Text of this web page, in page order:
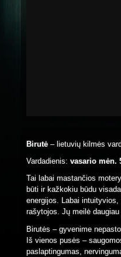
Birutė – lietuvių kilmės
Vardadienis: vasario mėn.
Tai labai mastančios
būti ir kažkokiu būdu
energijos. Labai
rašytojos. Jų meilė
Birutės – gyvenime
Iš vienos pusės –
paslaptingumas,